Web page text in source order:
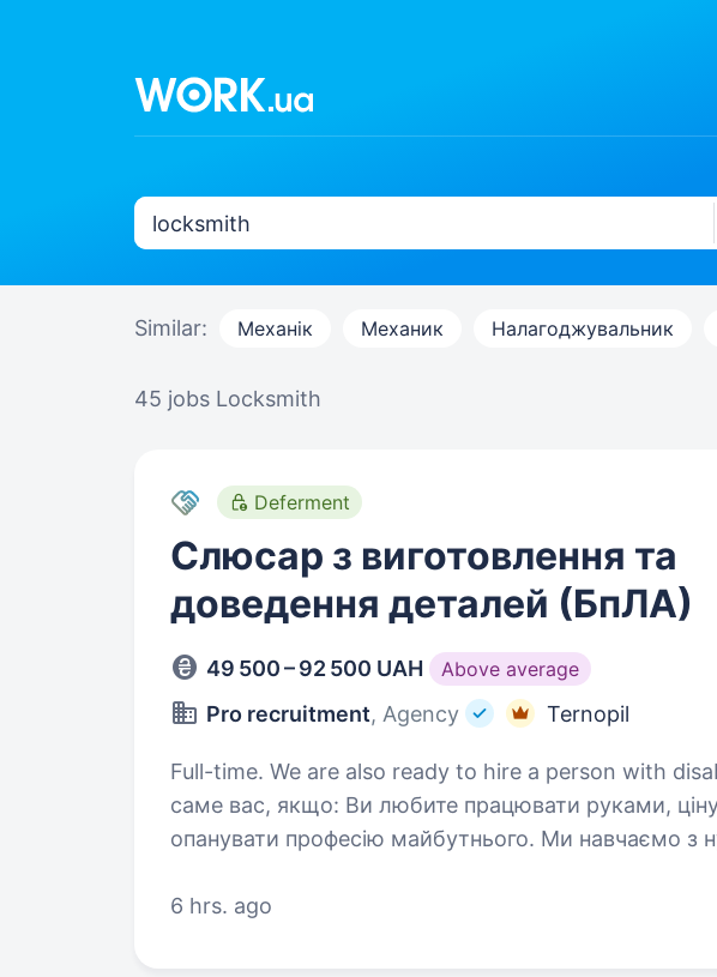
Similar: Механік Механик Налагоджувальник
45 jobs Locksmith
Deferment
Слюсар з виготовлення та
доведення деталей (БпЛА)
49 500 – 92 500 UAH Above average
Pro recruitment, Agency Ternopil
Full-time. We are also ready to hire a person with disabilities. Ми
саме вас, якщо: Ви любите працювати руками,
опанувати професію майбутнього. Ми навчаємо з
6 hrs. ago